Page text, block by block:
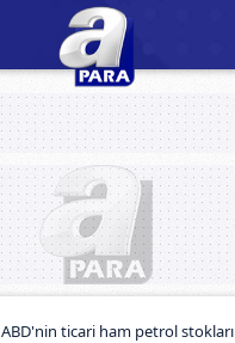
ABD'nin ticari ham petrol